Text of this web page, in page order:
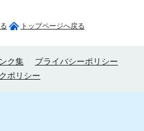
トップページへ戻る
ク集
プライバシーポリシー
ポリシー